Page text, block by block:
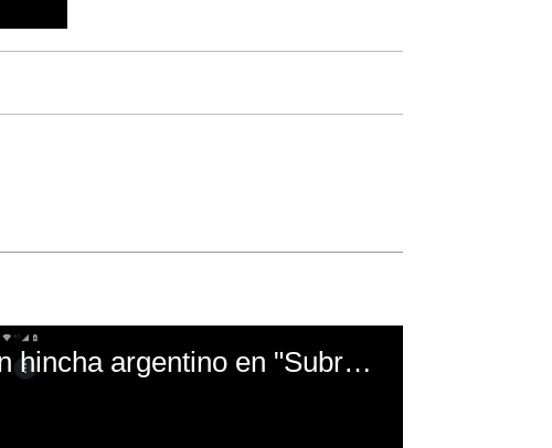
El mal momento de Yanina Gasañol con un hincha argentino en "Subrayado"